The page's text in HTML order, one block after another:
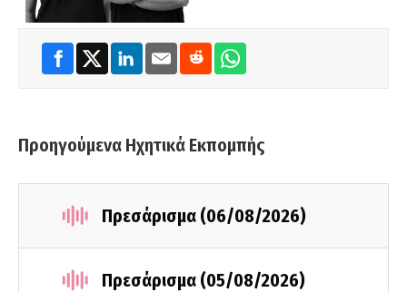
Προηγούμενα Ηχητικά Εκπομπής
Πρεσάρισμα (06/08/2026)
Πρεσάρισμα (05/08/2026)